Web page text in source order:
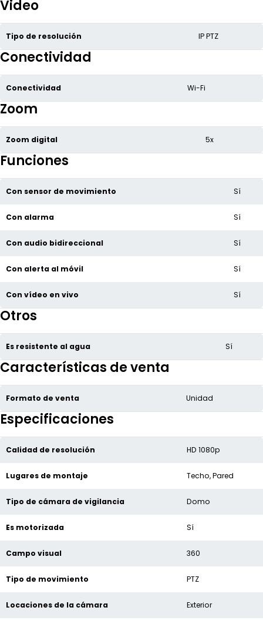
Video
Tipo de resolución IP PTZ
Conectividad
Conectividad Wi-Fi
Zoom
Zoom digital 5x
Funciones
Con sensor de movimiento Sí
Con alarma Sí
Con audio bidireccional Sí
Con alerta al móvil Sí
Con vídeo en vivo Sí
Otros
Es resistente al agua Sí
Características de venta
Formato de venta Unidad
Especificaciones
Calidad de resolución HD 1080p
Lugares de montaje Techo, Pared
Tipo de cámara de vigilancia Domo
Es motorizada Sí
Campo visual 360
Tipo de movimiento PTZ
Locaciones de la cámara Exterior